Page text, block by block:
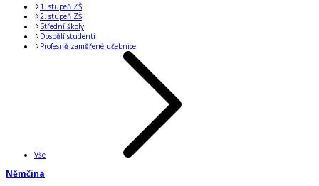
1. stupeň ZŠ
2. stupeň ZŠ
Střední školy
Dospělí studenti
Profesně zaměřené učebnice
Vše
Němčina